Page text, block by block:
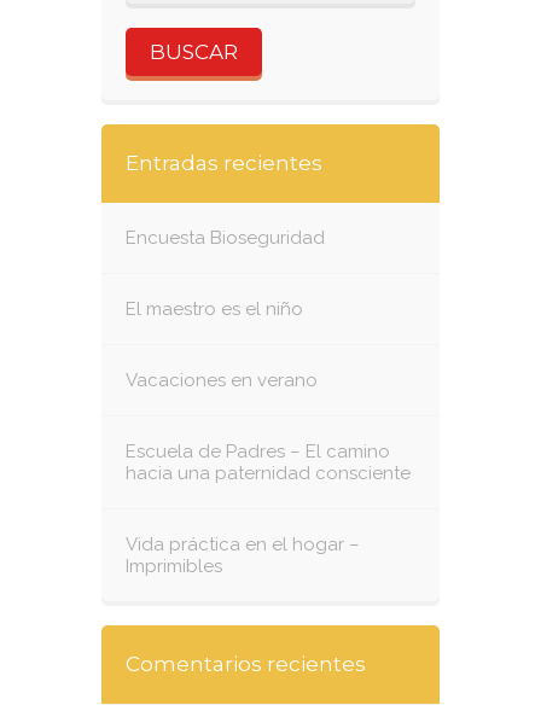
Entradas recientes
Encuesta Bioseguridad
El maestro es el niño
Vacaciones en verano
Escuela de Padres – El camino
hacia una paternidad consciente
Vida práctica en el hogar –
Imprimibles
Comentarios recientes